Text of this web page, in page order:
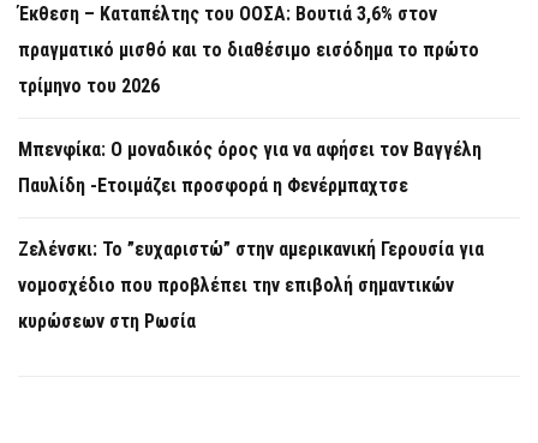
Έκθεση – Καταπέλτης του ΟΟΣΑ: Βουτιά 3,6% στον
πραγματικό μισθό και το διαθέσιμο εισόδημα το πρώτο
τρίμηνο του 2026
Μπενφίκα: Ο μοναδικός όρος για να αφήσει τον Βαγγέλη
Παυλίδη -Ετοιμάζει προσφορά η Φενέρμπαχτσε
Ζελένσκι: Το ”ευχαριστώ” στην αμερικανική Γερουσία για
νομοσχέδιο που προβλέπει την επιβολή σημαντικών
κυρώσεων στη Ρωσία